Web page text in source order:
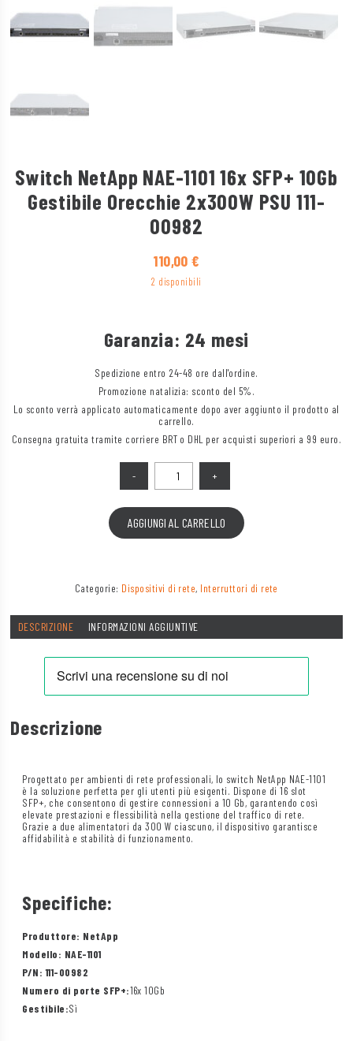
Switch NetApp NAE-1101 16x SFP+ 10Gb
Gestibile Orecchie 2x300W PSU 111-
00982
110,00€
2 disponibili
Garanzia: 24 mesi
Spedizione entro 24-48 ore dall'ordine.
Promozione natalizia: sconto del 5%.
Lo sconto verrà applicato automaticamente dopo aver aggiunto il prodotto al
carrello.
Consegna gratuita tramite corriere BRT o DHL per acquisti superiori a 99 euro.
AGGIUNGI AL CARRELLO
Categorie: Dispositivi di rete, Interruttori di rete
DESCRIZIONE INFORMAZIONI AGGIUNTIVE
Descrizione
Progettato per ambienti di rete professionali, lo switch NetApp NAE-1101
è la soluzione perfetta per gli utenti più esigenti. Dispone di 16 slot
SFP+, che consentono di gestire connessioni a 10 Gb, garantendo così
elevate prestazioni e flessibilità nella gestione del traffico di rete.
Grazie a due alimentatori da 300 W ciascuno, il dispositivo garantisce
affidabilità e stabilità di funzionamento.
Specifiche:
Produttore: NetApp
Modello: NAE-1101
P/N: 111-00982
Numero di porte SFP+:16x 10Gb
Gestibile:Sì